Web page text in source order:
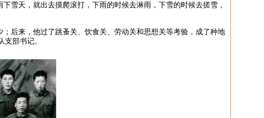
雪天，就出去摸爬滚打，下雨的时候去淋雨，下雪的时候去搓雪，
后来，他过了跳蚤关、饮食关、劳动关和思想关等考验，成了种地
支部书记。